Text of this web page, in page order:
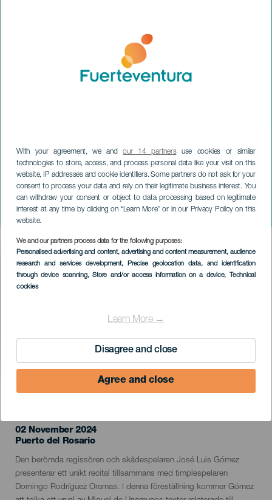
With your agreement, we andour 14 partnersuse cookies or similar
technologies to store, access, and process personal data like your visit on this
website, IP addresses and cookie identifiers. Some partners do not ask for your
consent to process your data and rely on their legitimate business interest. You
can withdraw your consent or object to data processing based on legitimate
interest at any time by clicking on “Learn More” or in our Privacy Policy on this
website.
We and our partners process data for the following purposes:
Personalised advertising and content, advertising and content measurement, audience
research and services development, Precise geolocation data, and identification
through device scanning, Store and/or access information on a device, Technical
cookies
Learn More →
Disagree and close
Agree and close
Palabras del Destierro
FUERTEVENTURA
Imagen
Listado
EVENEMANGET HÅLLS
02 November 2024
Localidad
Puerto del Rosario
Descripción
del
evento
Den berömda regissören och skådespelaren José Luis Gómez
presenterar ett unikt recital tillsammans med timplespelaren
Domingo Rodríguez Oramas. I denna föreställning kommer Gómez